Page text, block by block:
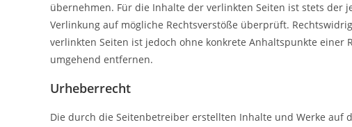
übernehmen. Für die Inhalte der verlinkten Seiten ist stets
Verlinkung auf mögliche Rechtsverstöße überprüft.
verlinkten Seiten ist jedoch ohne konkrete Anhaltspunkte
umgehend entfernen.
Urheberrecht
Die durch die Seitenbetreiber erstellten Inhalte und Werke auf